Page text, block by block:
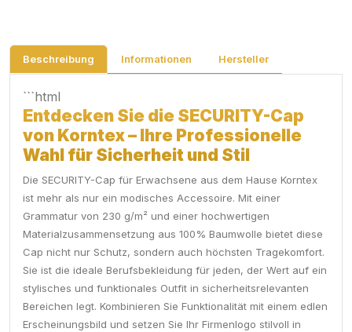
Beschreibung Informationen Hersteller
```html
Entdecken Sie die SECURITY-Cap
von Korntex – Ihre Professionelle
Wahl für Sicherheit und Stil
Die SECURITY-Cap für Erwachsene aus dem Hause Korntex
ist mehr als nur ein modisches Accessoire. Mit einer
Grammatur von 230 g/m² und einer hochwertigen
Materialzusammensetzung aus 100% Baumwolle bietet diese
Cap nicht nur Schutz, sondern auch höchsten Tragekomfort.
Sie ist die ideale Berufsbekleidung für jeden, der Wert auf ein
stylisches und funktionales Outfit in sicherheitsrelevanten
Bereichen legt. Kombinieren Sie Funktionalität mit einem edlen
Erscheinungsbild und setzen Sie Ihr Firmenlogo stilvoll in